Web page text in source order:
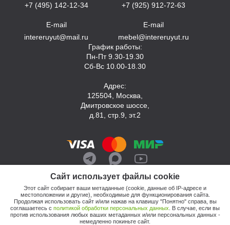
Сайт использует файлы cookie
Этот сайт собирает ваши метаданные (cookie, данные об IP-адресе и
местоположении и другие), необходимые для функционирования сайта.
Продолжая использовать сайт и/или нажав на клавишу "Понятно" справа, вы
соглашаетесь с политикой обработки персональных данных . В случае, если вы
против использования любых ваших метаданных и/или персональных данных -
немедленно покиньте сайт.
+7 (495) 142-12-34
E-mail
intereruyut@mail.ru
+7 (925) 912-72-63
E-mail
mebel@intereruyut.ru
График работы:
Пн-Пт 9.30-19.30
Сб-Вс 10.00-18.30
Адрес:
125504, Москва,
Дмитровское шоссе,
д.81, стр.9, эт.2
© 2026, Компания «Интерьер Уют»